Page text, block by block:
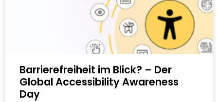
Barrierefreiheit im Blick? – Der
Global Accessibility Awareness
Day